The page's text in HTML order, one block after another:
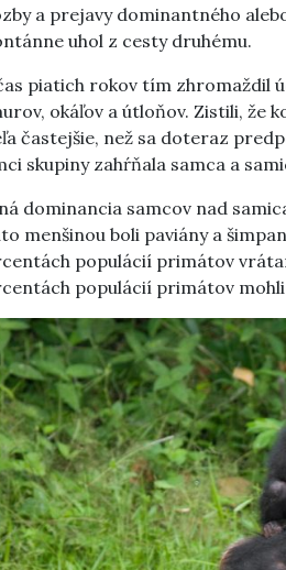
a prejavy dominantného
uhol z cesty druhému.
piatich rokov tím zhromaždil
okáľov a útloňov. Zistili, že
častejšie, než sa doteraz
skupiny zahŕňala samca a
dominancia samcov nad
menšinou boli paviány a
populácií primátov
populácií primátov